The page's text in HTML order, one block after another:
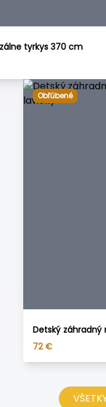
tyrkys 370 cm
Obľúbené
Detský záhradný
72 €